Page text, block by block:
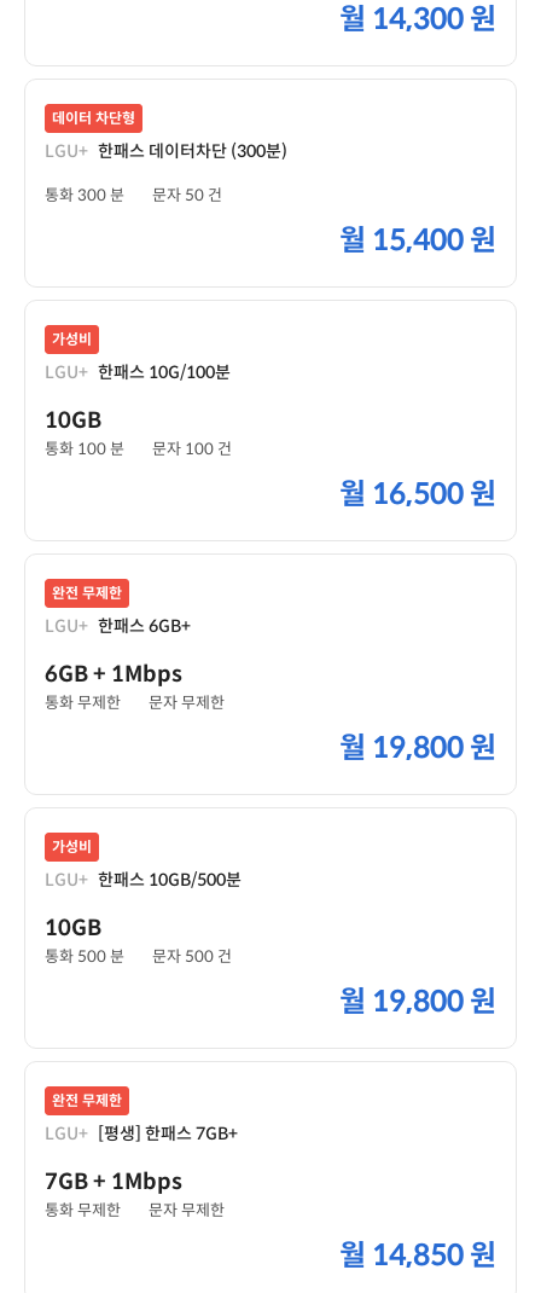
월 14,300 원
데이터 차단형
LGU+ 한패스 데이터차단 (300분)
통화 300 분 문자 50 건
월 15,400 원
가성비
LGU+ 한패스 10G/100분
10GB
통화 100 분 문자 100 건
월 16,500 원
완전 무제한
LGU+ 한패스 6GB+
6GB+ 1Mbps
통화 무제한 문자 무제한
월 19,800 원
가성비
LGU+ 한패스 10GB/500분
10GB
통화 500 분 문자 500 건
월 19,800 원
완전 무제한
LGU+ [평생] 한패스 7GB+
7GB+ 1Mbps
통화 무제한 문자 무제한
월 14,850 원